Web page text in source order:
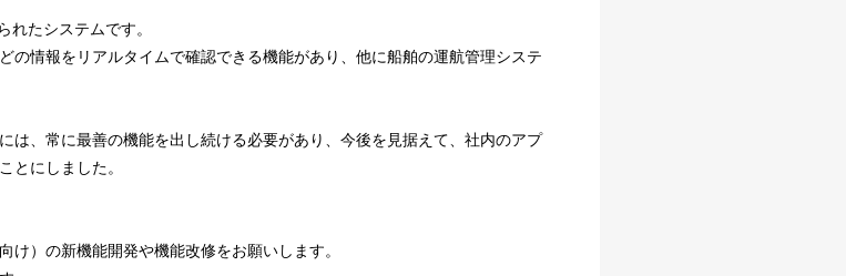
れたシステムです。
の情報をリアルタイムで確認できる機能があり、他に船舶の運航管理システ
は、常に最善の機能を出し続ける必要があり、今後を見据えて、社内のアプ
とにしました。
け）の新機能開発や機能改修をお願いします。